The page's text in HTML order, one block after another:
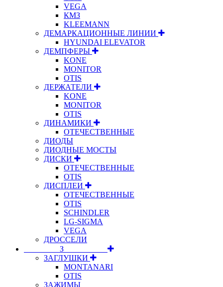
VEGA
КМЗ
KLEEMANN
ДЕМАРКАЦИОННЫЕ ЛИНИИ
HYUNDAI ELEVATOR
ДЕМПФЕРЫ
KONE
MONITOR
OTIS
ДЕРЖАТЕЛИ
KONE
MONITOR
OTIS
ДИНАМИКИ
ОТЕЧЕСТВЕННЫЕ
ДИОДЫ
ДИОДНЫЕ МОСТЫ
ДИСКИ
ОТЕЧЕСТВЕННЫЕ
OTIS
ДИСПЛЕИ
ОТЕЧЕСТВЕННЫЕ
OTIS
SCHINDLER
LG-SIGMA
VEGA
ДРОССЕЛИ
⠀⠀⠀⠀⠀⠀З⠀⠀⠀⠀⠀⠀⠀
ЗАГЛУШКИ
MONTANARI
OTIS
ЗАЖИМЫ